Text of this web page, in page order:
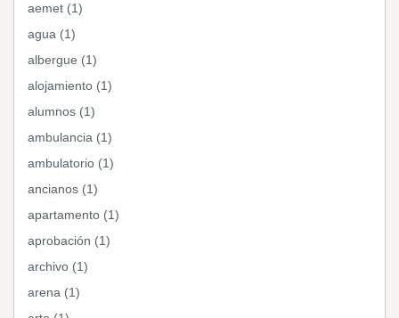
aemet (1)
agua (1)
albergue (1)
alojamiento (1)
alumnos (1)
ambulancia (1)
ambulatorio (1)
ancianos (1)
apartamento (1)
aprobación (1)
archivo (1)
arena (1)